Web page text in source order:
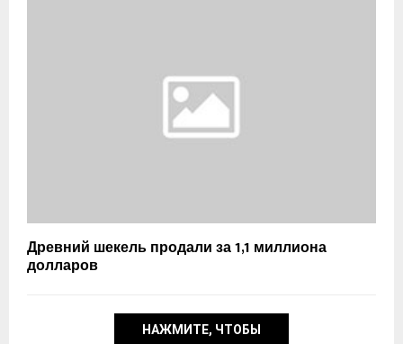
Древний шекель продали за 1,1 миллиона
долларов
НАЖМИТЕ, ЧТОБЫ